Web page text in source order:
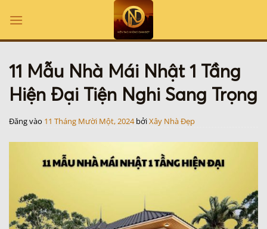
qua
nội
11 Mẫu Nhà Mái Nhật 1 Tầng
Hiện Đại Tiện Nghi Sang Trọng
Đăng vào 11 Tháng Mười Một, 2024 bởiXây Nhà Đẹp